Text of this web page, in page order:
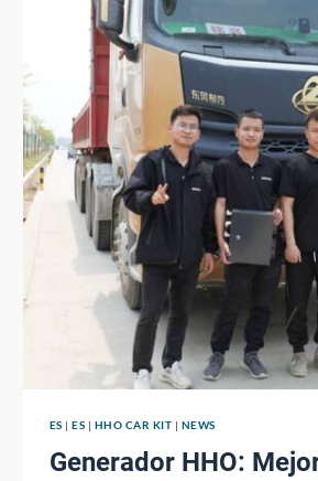
ES |ES | HHO CAR KIT | NEWS
Generador HHO: